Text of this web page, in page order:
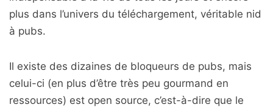
plus dans l’univers du téléchargement, véritable nid
à pubs.
Il existe des dizaines de bloqueurs de pubs, mais
celui-ci (en plus d’être très peu gourmand en
ressources) est open source, c’est-à-dire que le